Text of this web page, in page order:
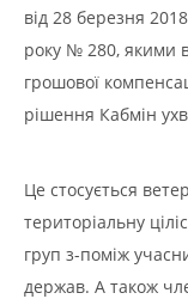
від 28 березня
року № 280, якими
грошової
рішення Кабмін
Це стосується
територіальну
груп з-поміж
держав. А також